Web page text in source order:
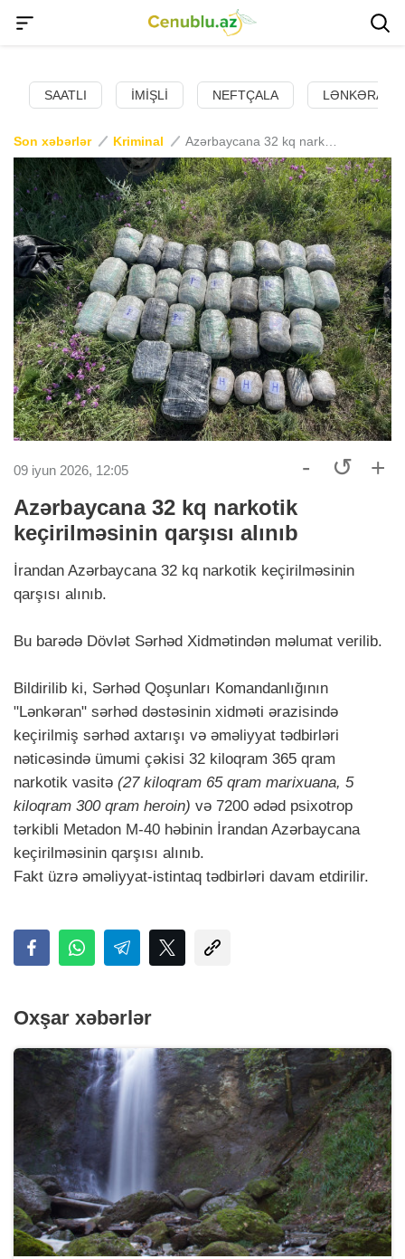
SAATLI İMIŞLI NEFTÇALA LƏNKƏRAN
Son xəbərlər Kriminal
09 iyun 2026, 12:05 - ↺ +
Azərbaycana 32 kq narkotik
keçirilməsinin qarşısı alınıb
İrandan Azərbaycana 32 kq narkotik keçirilməsinin
qarşısı alınıb.
Bu barədə Dövlət Sərhəd Xidmətindən məlumat verilib.
Bildirilib ki, Sərhəd Qoşunları Komandanlığının
"Lənkəran" sərhəd dəstəsinin xidməti ərazisində
keçirilmiş sərhəd axtarışı və əməliyyat tədbirləri
nəticəsində ümumi çəkisi 32 kiloqram 365 qram
narkotik vasitə (27 kiloqram 65 qram marixuana, 5
kiloqram 300 qram heroin) və 7200 ədəd psixotrop
tərkibli Metadon M-40 həbinin İrandan Azərbaycana
keçirilməsinin qarşısı alınıb.
Fakt üzrə əməliyyat-istintaq tədbirləri davam etdirilir.
Oxşar xəbərlər